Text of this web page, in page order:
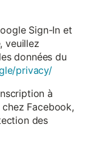
Sign-In et
veuillez
données du
privacy/
à
Facebook,
des